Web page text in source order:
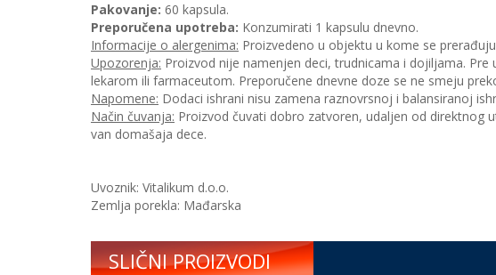
Pakovanje: 60 kapsula.
Preporučena upotreba: Konzumirati 1 kapsulu dnevno.
Informacije o alergenima: Proizvedeno u objektu u kome se
Upozorenja: Proizvod nije namenjen deci, trudnicama i dojiljama.
lekarom ili farmaceutom. Preporučene dnevne doze se ne smeju
Napomene: Dodaci ishrani nisu zamena raznovrsnoj i balansiranoj
Način čuvanja: Proizvod čuvati dobro zatvoren, udaljen od direktnog
van domašaja dece.
Uvoznik: Vitalikum d.o.o.
Zemlja porekla: Mađarska
SLIČNI PROIZVODI